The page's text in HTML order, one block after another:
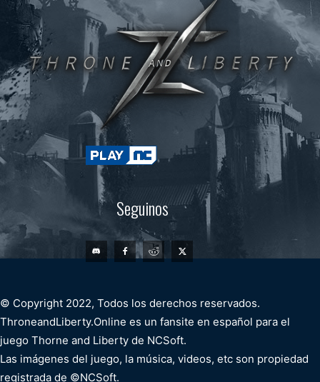
Seguinos
© Copyright 2022, Todos los derechos reservados.
ThroneandLiberty.Online es un fansite en español para el
juego Thorne and Liberty de NCSoft.
Las imágenes del juego, la música, videos, etc son propiedad
registrada de ©NCSoft.